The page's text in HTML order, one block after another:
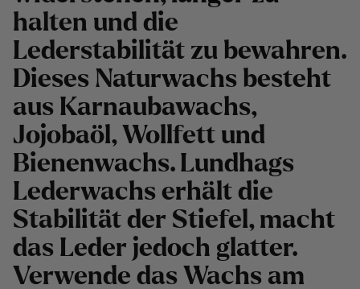
halten und die
Lederstabilität zu bewahren.
Dieses Naturwachs besteht
aus Karnaubawachs,
Jojobaöl, Wollfett und
Bienenwachs. Lundhags
Lederwachs erhält die
Stabilität der Stiefel, macht
das Leder jedoch glatter.
Verwende das Wachs am